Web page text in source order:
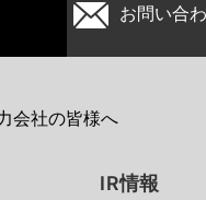
お問い合
会社の皆様へ
IR情報